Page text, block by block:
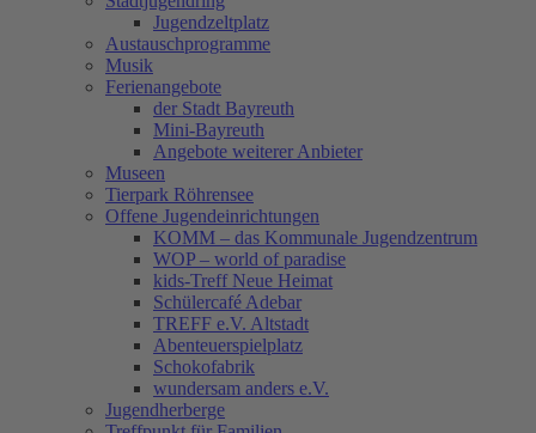
Jugendzeltplatz
Austauschprogramme
Musik
Ferienangebote
der Stadt Bayreuth
Mini-Bayreuth
Angebote weiterer Anbieter
Museen
Tierpark Röhrensee
Offene Jugendeinrichtungen
KOMM – das Kommunale Jugendzentrum
WOP – world of paradise
kids-Treff Neue Heimat
Schülercafé Adebar
TREFF e.V. Altstadt
Abenteuerspielplatz
Schokofabrik
wundersam anders e.V.
Jugendherberge